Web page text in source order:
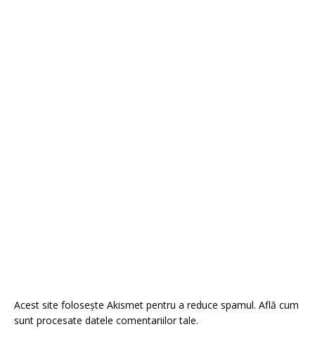
Acest site folosește Akismet pentru a reduce spamul. Află cum
sunt procesate datele comentariilor tale.